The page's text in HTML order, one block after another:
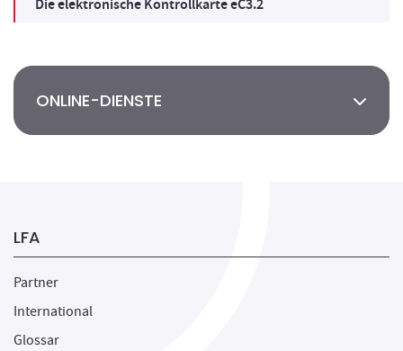
ONLINE-DIENSTE
Die elektronische Kontrollkarte eC3.2
LFA
Partner
International
Glossar